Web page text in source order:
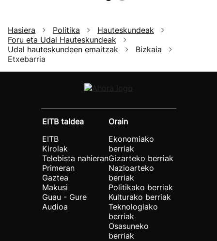
Hasiera Politika
Hauteskundeak
Foru eta Udal Hauteskundeak
Udal hauteskundeen emaitzak
Bizkaia
Etxebarria
EITB taldea
EITB
Kirolak
Telebista nahieran
Primeran
Gaztea
Makusi
Guau - Gure
Audioa
Orain
Ekonomiako
berriak
Gizarteko berriak
Nazioarteko
berriak
Politikako berriak
Kulturako berriak
Teknologiako
berriak
Osasuneko
berriak